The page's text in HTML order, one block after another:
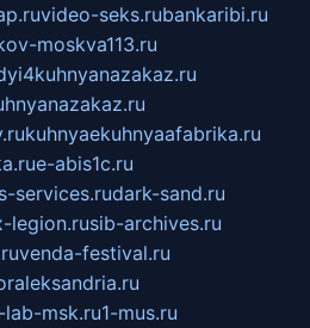
video-seks.rubankaribi.ru
moskva113.ru
kuhnyaekuhnyaafabrika.ru
e-abis1c.ru
services.rudark-sand.ru
legion.rusib-archives.ru
venda-festival.ru
lab-msk.ru1-mus.ru